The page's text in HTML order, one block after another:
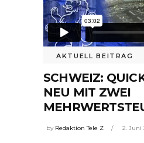
AKTUELL BEITRAG
SCHWEIZ:
NEU MIT ZWEI
by Redaktion Tele Z 2. Juni